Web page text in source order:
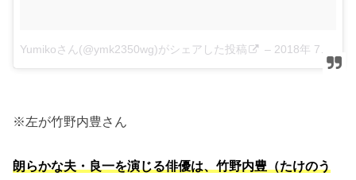
Yumikoさん(@ymk2350wg)がシェアした投稿 – 2018年 7月月2日午前4時14分PDT
※左が竹野内豊さん
朗らかな夫・良一を演じる俳優は、竹野内豊（たけのう